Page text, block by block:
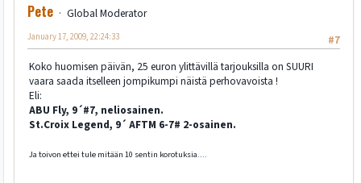
Pete
Global Moderator
#7
January 17, 2009, 22:24:33
Koko huomisen päivän, 25 euron ylittävillä tarjouksilla on SUURI
vaara saada itselleen jompikumpi näistä perhovavoista !
Eli:
ABU Fly, 9´#7, neliosainen.
St.Croix Legend, 9´ AFTM 6-7# 2-osainen.
Ja toivon ettei tule mitään 10 sentin korotuksia....